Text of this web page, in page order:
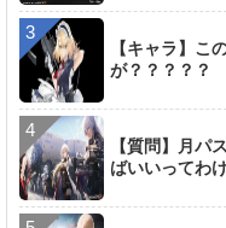
【キャラ】こ
が？？？？？
【質問】月パ
ばいいってわ